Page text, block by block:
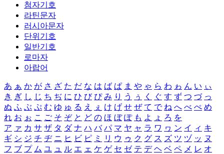
첨자기호
라틴문자
러시아문자
단위기호
일반기호
로마자
아랍어
あ ぁ か が さ ざ た だ な は ば ぱ ま や ゃ ら わ ゎ ん い ぃ
き ぎ し じ ち ぢ に ひ び ぴ み り う ぅ く ぐ す ず つ づ っ
ぬ ふ ぶ ぷ む ゆ ゅ る え ぇ け げ せ ぜ て で ね へ べ ぺ め
れ お ぉ こ ご そ ぞ と ど の ほ ぼ ぽ も よ ょ ろ を
ア ァ カ サ ザ タ ダ ナ ハ バ パ マ ヤ ャ ラ ワ ヮ ン イ ィ キ
ギ シ ジ チ ヂ ニ ヒ ビ ピ ミ リ ウ ゥ ク グ ス ズ ツ ヅ ッ ヌ
フ ブ プ ム ユ ュ ル エ ェ ケ ゲ セ ゼ テ デ ヘ ベ ペ メ レ オ